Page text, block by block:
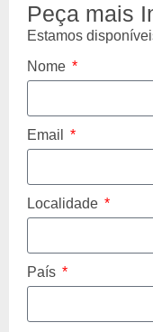
Peça mais
Estamos
Nome
Email
Localidade
País